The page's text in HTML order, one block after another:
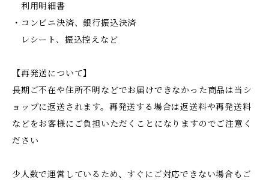
利用明細書
・コンビニ決済、銀行振込決済
レシート、振込控えなど
【再発送について】
長期ご不在や住所不明などでお届けできなかった商品は当シ
ョップに返送されます。再発送する場合は返送料や再発送料
などをお客様にご負担いただくことになりますのでご注意く
ださい
少人数で運営しているため、すぐにご対応できない場合もご